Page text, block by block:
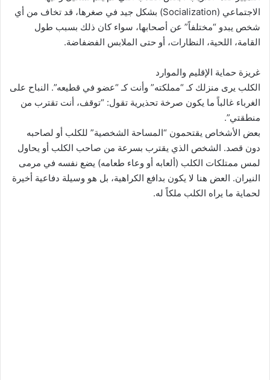
الاجتماعي (Socialization) بشكل جيد في صغرها، قد تخاف من أي
شخص يبدو “مختلفاً” عن أصحابها، سواء كان ذلك بسبب طول
القامة، اللحية، النظارات، أو حتى الملابس الفضفاضة.
غريزة حماية الإقليم والموارد
الكلب يرى منزلك كـ “مملكته” وأنت كـ “عضو في قطيعه”. النباح على
الغرباء غالباً ما يكون صرخة تحذيرية تقول: “توقف، أنت تقترب من
منطقتي”.
بعض الأشخاص يقتحمون “المساحة الشخصية” للكلب أو لصاحبه
دون قصد. الشخص الذي يقترب بسرعة من صاحب الكلب أو يحاول
لمس ممتلكات الكلب (ألعابه أو وعاء طعامه) يضع نفسه في مرمى
النيران. العض هنا لا يكون بدافع الكراهية، بل هو وسيلة دفاعية أخيرة
لحماية ما يراه الكلب ملكاً له.